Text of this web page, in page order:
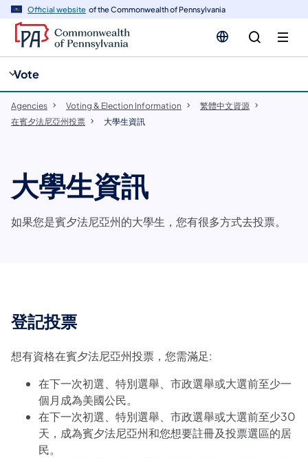
Official website of the Commonwealth of Pennsylvania
Vote
Agencies Voting & Election Information
​繁體中文資源
在賓夕法尼亞州投票
大學生資訊
大學生資訊
如果您是賓夕法尼亞州的大學生，您有很多方式去投票。
登記投票
想有資格在賓夕法尼亞州投票，您需滿足:
在下一次初選、特別選舉、市政選舉或大選前至少一
個月成為美國公民。
在下一次初選、特別選舉、市政選舉或大選前至少30
天，成為賓夕法尼亞州和您想要註冊及投票選區的居
民。